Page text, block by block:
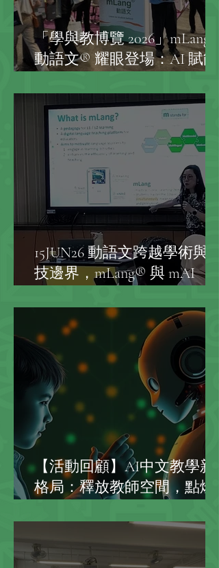
「學與教博覽 2026」mLang
動語文® 耀眼登場：AI 賦能
15JUN26 動語文跨越學術與科
技邊界，mLang® 與 mAI
掌握 AI 教學法，促進大專學
生的職業英語能力發展
【活動回顧】AI中文教學新
格局：釋放教師空間，點燃